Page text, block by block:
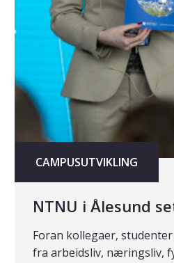
CAMPUSUTVIKLING
NTNU i Ålesund
Foran kollegaer,
fra arbeidsliv, næringsliv,